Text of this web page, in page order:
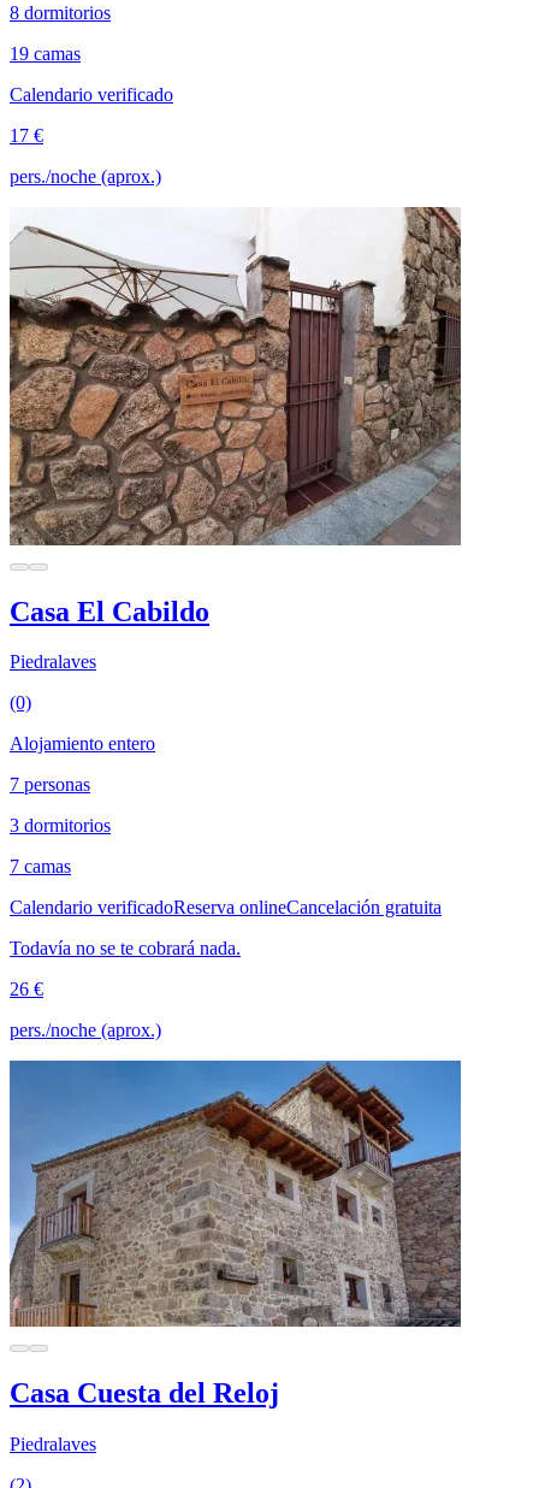
8 dormitorios
19 camas
Calendario verificado
17 €
pers./noche (aprox.)
Casa El Cabildo
Piedralaves
(0)
Alojamiento entero
7 personas
3 dormitorios
7 camas
Calendario verificadoReserva onlineCancelación gratuita
Todavía no se te cobrará nada.
26 €
pers./noche (aprox.)
Casa Cuesta del Reloj
Piedralaves